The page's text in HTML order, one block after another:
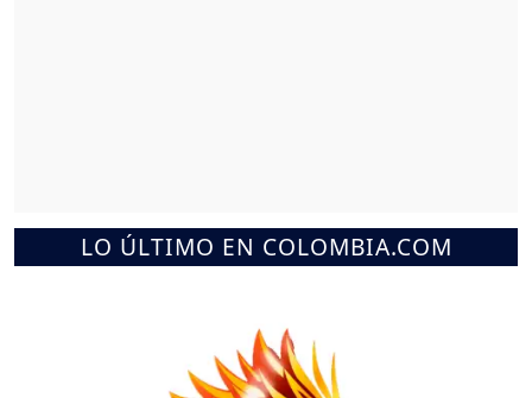
LO ÚLTIMO EN COLOMBIA.COM